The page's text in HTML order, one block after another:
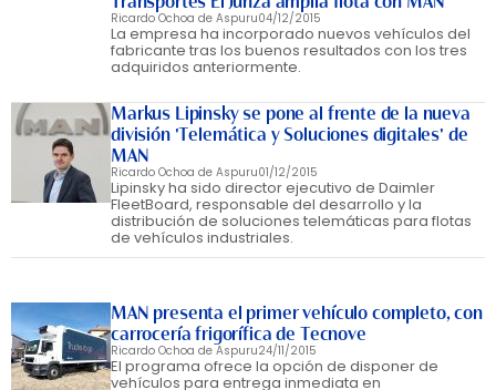
Ricardo Ochoa de Aspuru04/12/2015
La empresa ha incorporado nuevos vehículos del
fabricante tras los buenos resultados con los tres
adquiridos anteriormente.
Markus Lipinsky se pone al frente de la nueva
división 'Telemática y Soluciones digitales' de
MAN
Ricardo Ochoa de Aspuru01/12/2015
Lipinsky ha sido director ejecutivo de Daimler
FleetBoard, responsable del desarrollo y la
distribución de soluciones telemáticas para flotas
de vehículos industriales.
MAN presenta el primer vehículo completo, con
carrocería frigorífica de Tecnove
Ricardo Ochoa de Aspuru24/11/2015
El programa ofrece la opción de disponer de
vehículos para entrega inmediata en